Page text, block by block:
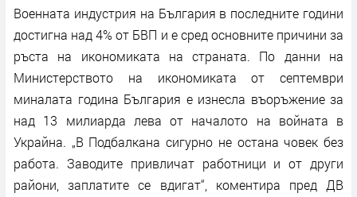
Военната индустрия на България в последните години
достигна над 4% от БВП и е сред основните причини за
ръста на икономиката на страната. По данни на
Министерството на икономиката от септември
миналата година България е изнесла въоръжение за
над 13 милиарда лева от началото на войната в
Украйна. „В Подбалкана сигурно не остана човек без
работа. Заводите привличат работници и от други
райони, заплатите се вдигат“, коментира пред ДВ